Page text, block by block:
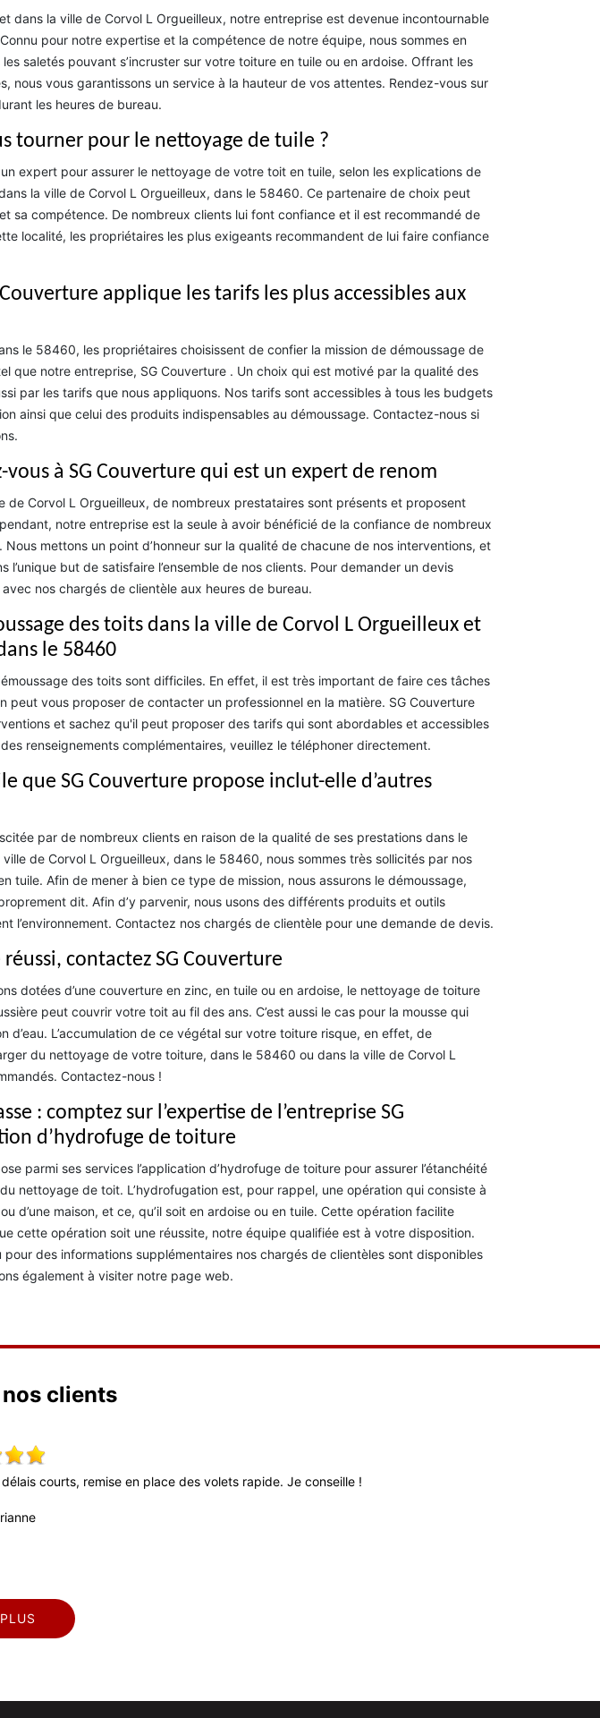
dans la ville de Corvol L Orgueilleux, notre entreprise est devenue incontournable
pour notre expertise et la compétence de notre équipe, nous sommes en
saletés pouvant s’incruster sur votre toiture en tuile ou en ardoise. Offrant les
nous vous garantissons un service à la hauteur de vos attentes. Rendez-vous sur
les heures de bureau.
tourner pour le nettoyage de tuile ?
expert pour assurer le nettoyage de votre toit en tuile, selon les explications de
la ville de Corvol L Orgueilleux, dans le 58460. Ce partenaire de choix peut
sa compétence. De nombreux clients lui font confiance et il est recommandé de
localité, les propriétaires les plus exigeants recommandent de lui faire confiance
applique les tarifs les plus accessibles aux
le 58460, les propriétaires choisissent de confier la mission de démoussage de
que notre entreprise, SG Couverture . Un choix qui est motivé par la qualité des
par les tarifs que nous appliquons. Nos tarifs sont accessibles à tous les budgets
ainsi que celui des produits indispensables au démoussage. Contactez-nous si
à SG Couverture qui est un expert de renom
de Corvol L Orgueilleux, de nombreux prestataires sont présents et proposent
notre entreprise est la seule à avoir bénéficié de la confiance de nombreux
mettons un point d’honneur sur la qualité de chacune de nos interventions, et
l’unique but de satisfaire l’ensemble de nos clients. Pour demander un devis
nos chargés de clientèle aux heures de bureau.
des toits dans la ville de Corvol L Orgueilleux et
le 58460
des toits sont difficiles. En effet, il est très important de faire ces tâches
peut vous proposer de contacter un professionnel en la matière. SG Couverture
et sachez qu'il peut proposer des tarifs qui sont abordables et accessibles
renseignements complémentaires, veuillez le téléphoner directement.
que SG Couverture propose inclut-elle d’autres
par de nombreux clients en raison de la qualité de ses prestations dans le
de Corvol L Orgueilleux, dans le 58460, nous sommes très sollicités par nos
tuile. Afin de mener à bien ce type de mission, nous assurons le démoussage,
dit. Afin d’y parvenir, nous usons des différents produits et outils
l’environnement. Contactez nos chargés de clientèle pour une demande de devis.
contactez SG Couverture
dotées d’une couverture en zinc, en tuile ou en ardoise, le nettoyage de toiture
peut couvrir votre toit au fil des ans. C’est aussi le cas pour la mousse qui
d’eau. L’accumulation de ce végétal sur votre toiture risque, en effet, de
du nettoyage de votre toiture, dans le 58460 ou dans la ville de Corvol L
Contactez-nous !
: comptez sur l’expertise de l’entreprise SG
d’hydrofuge de toiture
parmi ses services l’application d’hydrofuge de toiture pour assurer l’étanchéité
nettoyage de toit. L’hydrofugation est, pour rappel, une opération qui consiste à
d’une maison, et ce, qu’il soit en ardoise ou en tuile. Cette opération facilite
cette opération soit une réussite, notre équipe qualifiée est à votre disposition.
des informations supplémentaires nos chargés de clientèles sont disponibles
également à visiter notre page web.
clients
courts, remise en place des volets rapide. Je conseille !